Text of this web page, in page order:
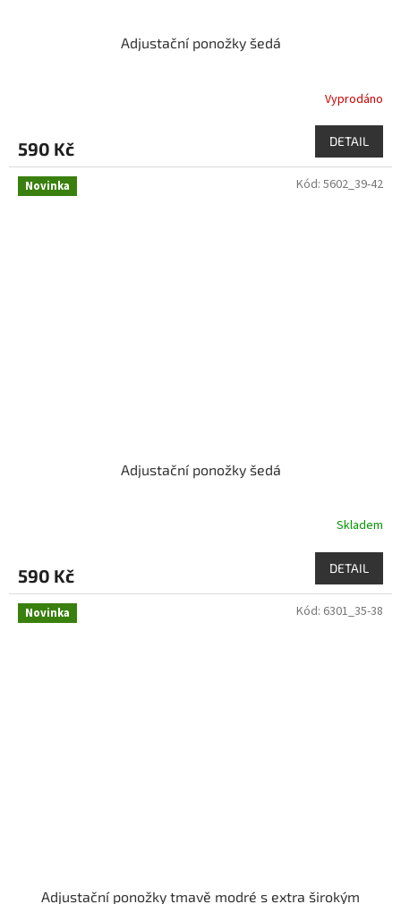
Adjustační ponožky šedá
Vyprodáno
590 Kč DETAIL
Novinka
Adjustační ponožky šedá
Skladem
590 Kč DETAIL
Kód: 5602_39-42
Novinka
Adjustační ponožky tmavě modré s extra širokým
Kód: 6301_35-38